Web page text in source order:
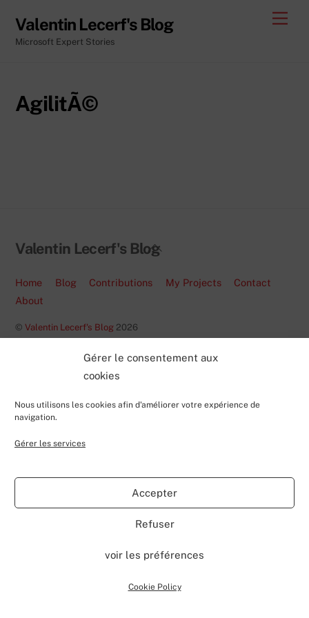
Gérer le consentement aux
cookies
Nous utilisons les cookies afin d'améliorer votre expérience de
navigation.
Gérer les services
Accepter
Refuser
voir les préférences
Cookie Policy
content
Valentin Lecerf's Blog
Microsoft Expert Stories
AgilitÃ©
Back
Top
Valentin Lecerf's Blog
Home Blog Contributions My Projects
Contact
About
©Valentin Lecerf's Blog 2026